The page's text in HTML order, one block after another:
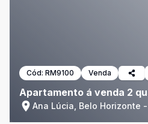
Cód: RM9100 Venda
Apartamento á venda 2
Ana Lúcia, Belo Horizonte -